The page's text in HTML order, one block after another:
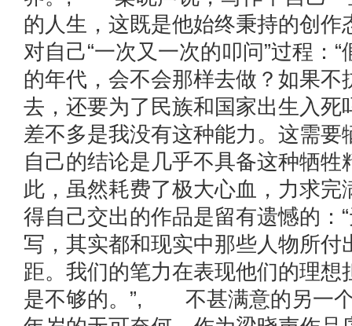
的人生，这既是他始终秉持的创作
对自己“一次又一次的叩问”过程：
的年代，会不会那样去做？如果不
去，还要为了民族和国家出生入死
差不多是我没有这种能力。这需要
自己的结论是几乎不具备这种牺
此，虽然耗费了极大心血，力求完
得自己交出的作品是留有遗憾的：
写，其实都和现实中那些人物所付
距。我们的笔力在表现他们的理想
是不够的。”, 不甚满意的另一